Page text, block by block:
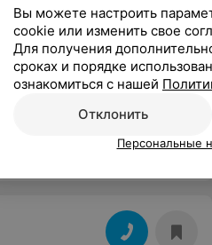
Вы можете настроить
cookie или изменить свое
Для получения
сроках и порядке
ознакомиться с нашей
Отклонить
Персональные